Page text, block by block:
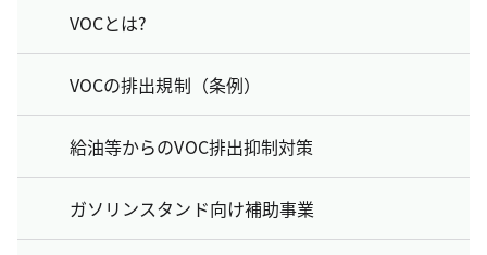
VOCとは?
VOCの排出規制（条例）
給油等からのVOC排出抑制対策
ガソリンスタンド向け補助事業